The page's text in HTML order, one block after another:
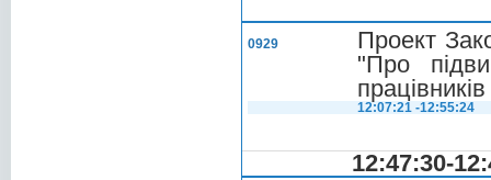
0929
Проект
"Про
12:07:21 -12:55:24
12:47:30-